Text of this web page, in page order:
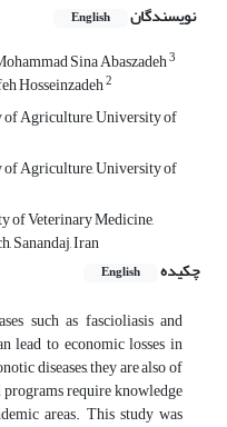
نویسندگان English
Sina Abaszadeh3
Hosseinzadeh2
of Agriculture, University of
of Agriculture, University of
of Veterinary Medicine,
Sanandaj, Iran
چکیده
English
such as fascioliasis and
lead to economic losses in
diseases, they are also of
require knowledge
areas. This study was